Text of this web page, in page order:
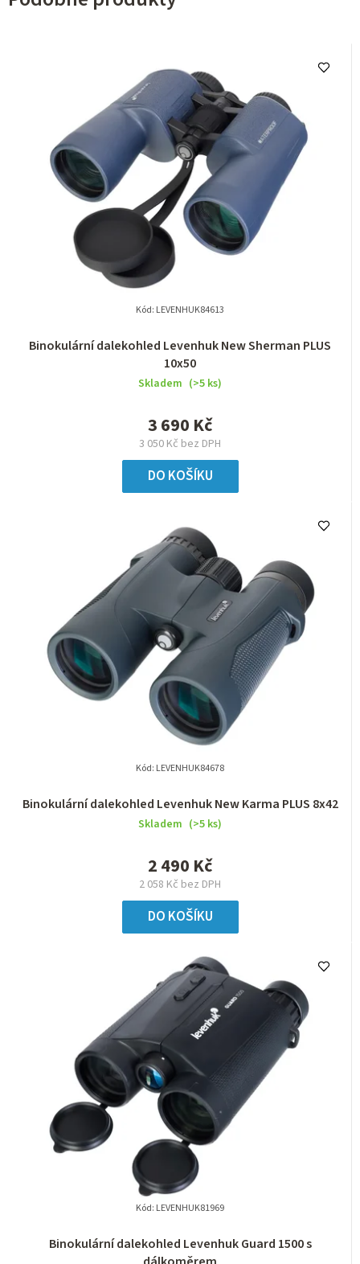
Binokulární dalekohled Levenhuk New Sherman PLUS
10x50
Skladem (>5 ks)
3 050 Kč bez DPH
3 690 Kč
DO KOŠÍKU
Kód: LEVENHUK84613
Binokulární dalekohled Levenhuk New Karma PLUS 8x42
Skladem (>5 ks)
2 058 Kč bez DPH
2 490 Kč
DO KOŠÍKU
Kód: LEVENHUK84678
Binokulární dalekohled Levenhuk Guard 1500 s
Kód: LEVENHUK81969